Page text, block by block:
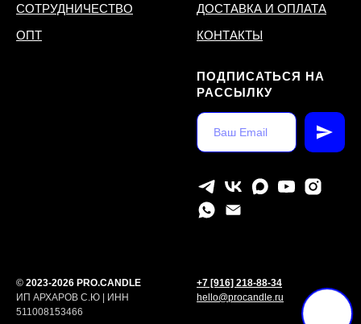
СОТРУДНИЧЕСТВО
ОПТ
ДОСТАВКА И ОПЛАТА
КОНТАКТЫ
ПОДПИСАТЬСЯ НА
РАССЫЛКУ
© 2023-2026 PRO.CANDLE
ИП АРХАРОВ С.Ю | ИНН
511008153466
+7 [916] 218-88-34
hello@procandle.ru